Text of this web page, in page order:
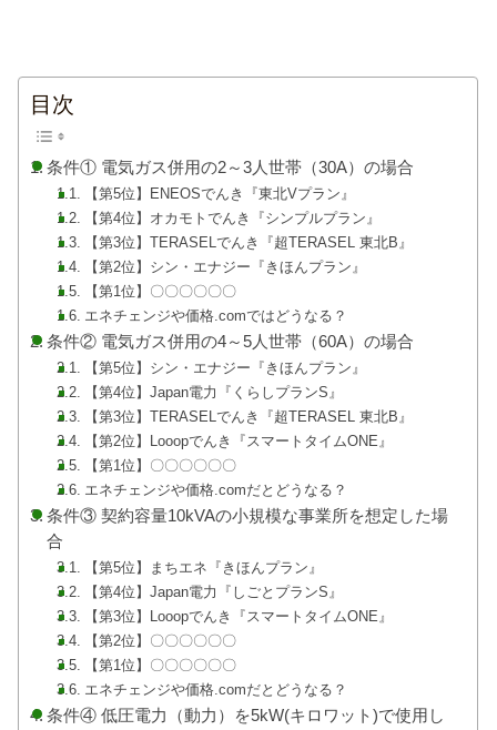
目次
条件① 電気ガス併用の2～3人世帯（30A）の場合
【第5位】ENEOSでんき『東北Vプラン』
【第4位】オカモトでんき『シンプルプラン』
【第3位】TERASELでんき『超TERASEL 東北B』
【第2位】シン・エナジー『きほんプラン』
【第1位】〇〇〇〇〇〇
エネチェンジや価格.comではどうなる？
条件② 電気ガス併用の4～5人世帯（60A）の場合
【第5位】シン・エナジー『きほんプラン』
【第4位】Japan電力『くらしプランS』
【第3位】TERASELでんき『超TERASEL 東北B』
【第2位】Looopでんき『スマートタイムONE』
【第1位】〇〇〇〇〇〇
エネチェンジや価格.comだとどうなる？
条件③ 契約容量10kVAの小規模な事業所を想定した場
合
【第5位】まちエネ『きほんプラン』
【第4位】Japan電力『しごとプランS』
【第3位】Looopでんき『スマートタイムONE』
【第2位】〇〇〇〇〇〇
【第1位】〇〇〇〇〇〇
エネチェンジや価格.comだとどうなる？
条件④ 低圧電力（動力）を5kW(キロワット)で使用し